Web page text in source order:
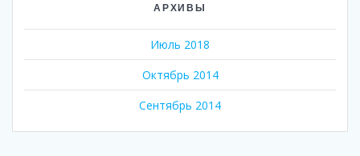
АРХИВЫ
Июль 2018
Октябрь 2014
Сентябрь 2014